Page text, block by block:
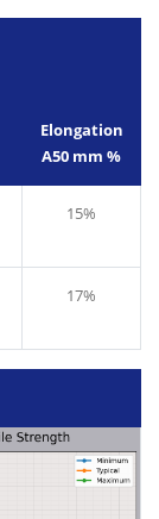
Elongation
A50 mm %
15%
17%